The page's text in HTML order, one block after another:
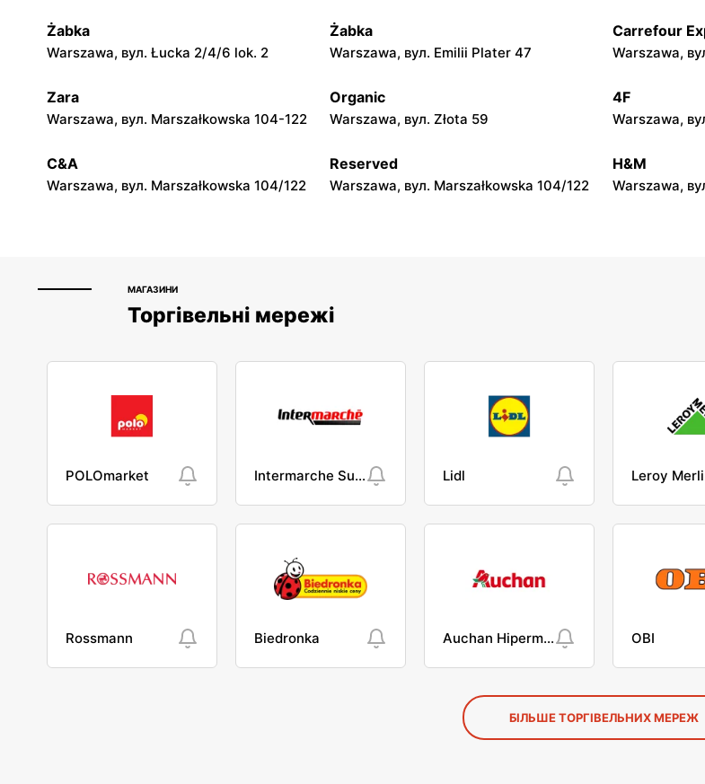
moje sklepy
Górki, вул. Górki 71
moje sklepy
Gumniska, вул. Gumniska 157C
moje sklepy
Iwierzyce,
moje sklepy
Hyżne, вул. Hyżne 100
moje sklepy
Jarosław, вул. Pełkińska 147
moje sklepy
Niebylec,
Żabka
Warszawa, вул. Łucka 2/4/6 lok. 2
Żabka
Warszawa, вул. Emilii Plater 47
Carrefour
Warszawa,
Zara
Warszawa, вул. Marszałkowska 104-122
Organic
Warszawa, вул. Złota 59
4F
Warszawa,
C&A
Warszawa, вул. Marszałkowska 104/122
Reserved
Warszawa, вул. Marszałkowska 104/122
H&M
Warszawa,
МАГАЗИНИ
Торгівельні мережі
POLOmarket Intermarche Super Lidl Leroy
Rossmann Biedronka Auchan Hipermarket OBI
БІЛЬШЕ ТОРГІВЕЛЬНИХ МЕРЕЖ